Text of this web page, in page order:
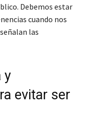
Debemos estar
cuando nos
las
y
evitar ser